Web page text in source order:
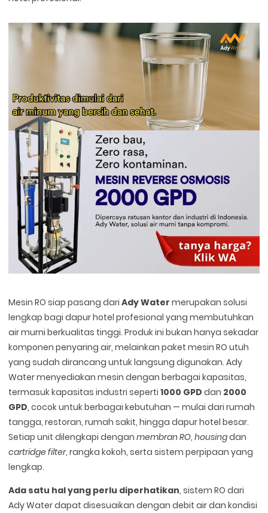
Mesin RO siap pasang dariAdy Water merupakan solusi
lengkap bagi dapur hotel profesional yang membutuhkan
air murni berkualitas tinggi. Produk ini bukan hanya sekadar
komponen penyaring air, melainkan paket mesin RO utuh
yang sudah dirancang untuk langsung digunakan. Ady
Water menyediakan mesin dengan berbagai kapasitas,
termasuk kapasitas industri seperti1000 GPD dan 2000
GPD, cocok untuk berbagai kebutuhan — mulai dari rumah
tangga, restoran, rumah sakit, hingga dapur hotel besar.
Setiap unit dilengkapi denganmembran RO,housingdan
cartridge filter, rangka kokoh, serta sistem perpipaan yang
lengkap.
Ada satu hal yang perlu diperhatikan, sistem RO dari
Ady Water dapat disesuaikan dengan debit air dan kondisi